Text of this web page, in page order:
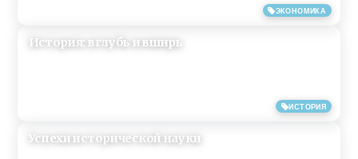
ЭКОНОМИКА
ИСТОРИЯ
История: вглубь и вширь
Успехи исторической науки